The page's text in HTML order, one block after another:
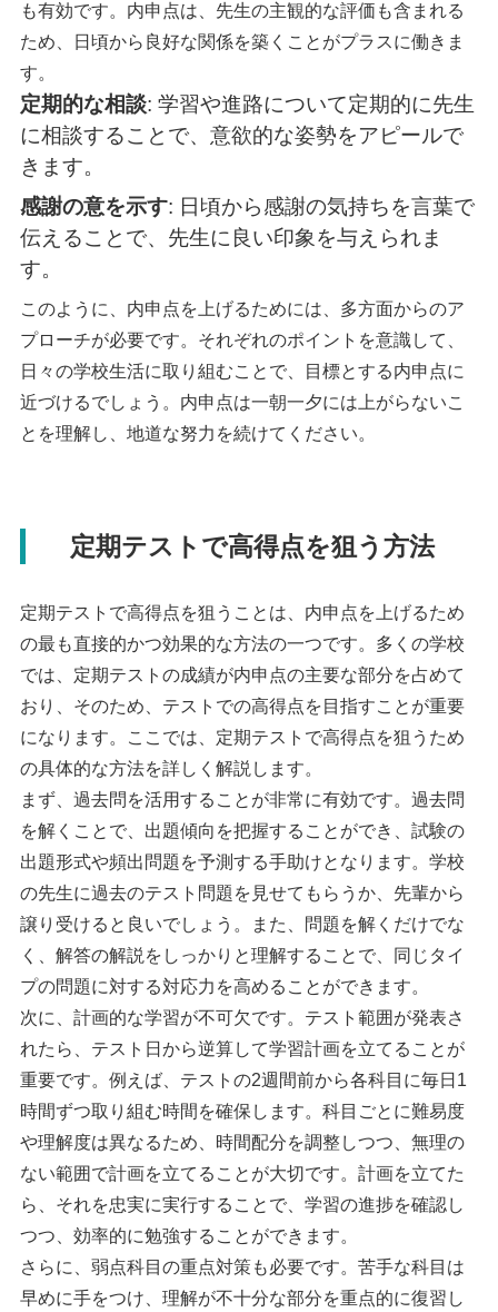
も有効です。内申点は、先生の主観的な評価も含まれる
ため、日頃から良好な関係を築くことがプラスに働きま
す。
定期的な相談: 学習や進路について定期的に先生
に相談することで、意欲的な姿勢をアピールで
きます。
感謝の意を示す: 日頃から感謝の気持ちを言葉で
伝えることで、先生に良い印象を与えられま
す。
このように、内申点を上げるためには、多方面からのア
プローチが必要です。それぞれのポイントを意識して、
日々の学校生活に取り組むことで、目標とする内申点に
近づけるでしょう。内申点は一朝一夕には上がらないこ
とを理解し、地道な努力を続けてください。
定期テストで高得点を狙う方法
定期テストで高得点を狙うことは、内申点を上げるため
の最も直接的かつ効果的な方法の一つです。多くの学校
では、定期テストの成績が内申点の主要な部分を占めて
おり、そのため、テストでの高得点を目指すことが重要
になります。ここでは、定期テストで高得点を狙うため
の具体的な方法を詳しく解説します。
まず、過去問を活用することが非常に有効です。過去問
を解くことで、出題傾向を把握することができ、試験の
出題形式や頻出問題を予測する手助けとなります。学校
の先生に過去のテスト問題を見せてもらうか、先輩から
譲り受けると良いでしょう。また、問題を解くだけでな
く、解答の解説をしっかりと理解することで、同じタイ
プの問題に対する対応力を高めることができます。
次に、計画的な学習が不可欠です。テスト範囲が発表さ
れたら、テスト日から逆算して学習計画を立てることが
重要です。例えば、テストの2週間前から各科目に毎日1
時間ずつ取り組む時間を確保します。科目ごとに難易度
や理解度は異なるため、時間配分を調整しつつ、無理の
ない範囲で計画を立てることが大切です。計画を立てた
ら、それを忠実に実行することで、学習の進捗を確認し
つつ、効率的に勉強することができます。
さらに、弱点科目の重点対策も必要です。苦手な科目は
早めに手をつけ、理解が不十分な部分を重点的に復習し